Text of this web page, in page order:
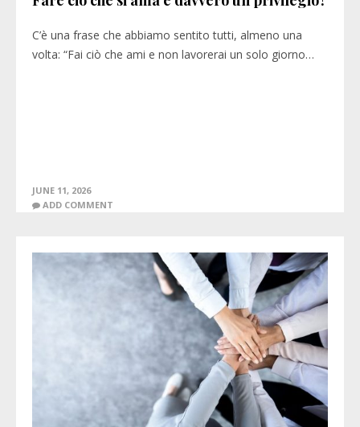
C’è una frase che abbiamo sentito tutti, almeno una
volta: “Fai ciò che ami e non lavorerai un solo giorno…
JUNE 11, 2026
ADD COMMENT